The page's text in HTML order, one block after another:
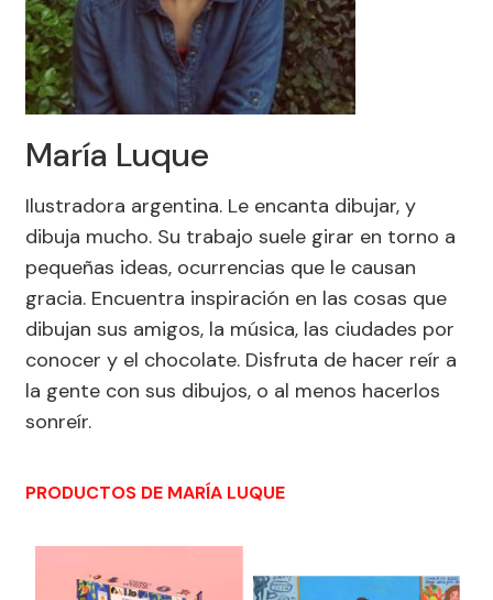
María Luque
Ilustradora argentina. Le encanta dibujar, y
dibuja mucho. Su trabajo suele girar en torno a
pequeñas ideas, ocurrencias que le causan
gracia. Encuentra inspiración en las cosas que
dibujan sus amigos, la música, las ciudades por
conocer y el chocolate. Disfruta de hacer reír a
la gente con sus dibujos, o al menos hacerlos
sonreír.
PRODUCTOS DE MARÍA LUQUE